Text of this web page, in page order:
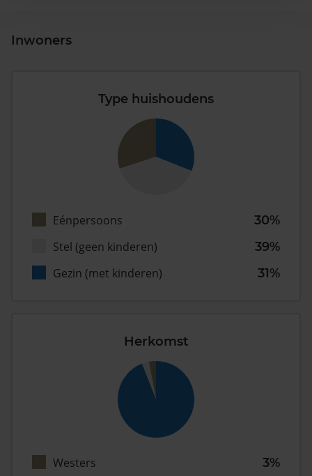
Inwoners
Type huishoudens
Eénpersoons
30%
Stel (geen kinderen)
39%
Gezin (met kinderen)
31%
Herkomst
Westers
3%